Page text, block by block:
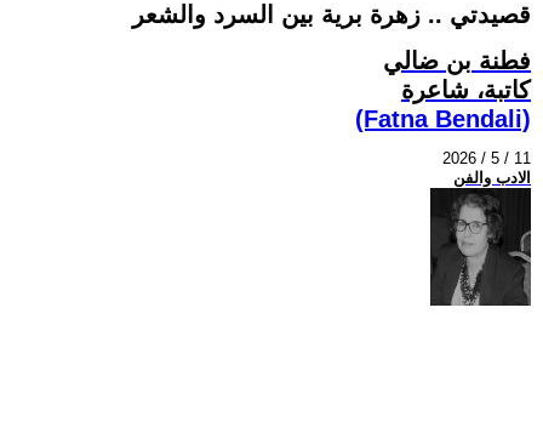
قصيدتي .. زهرة برية بين السرد والشعر
فطنة بن ضالي
كاتبة، شاعرة
(Fatna Bendali)
2026 / 5 / 11
الادب والفن